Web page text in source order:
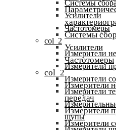
Системы
Усилители
Частотомеры
col_2
Измерители
Измерители
Измерители
Измерители
щупы
Системы
Усилители
Частотомеры
col_2
Измерители
передач
Измерители
Измерители